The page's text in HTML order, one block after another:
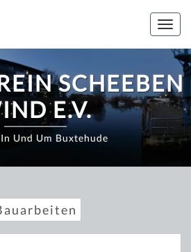
SCHEEBEN
E.V.
Und Um Buxtehude